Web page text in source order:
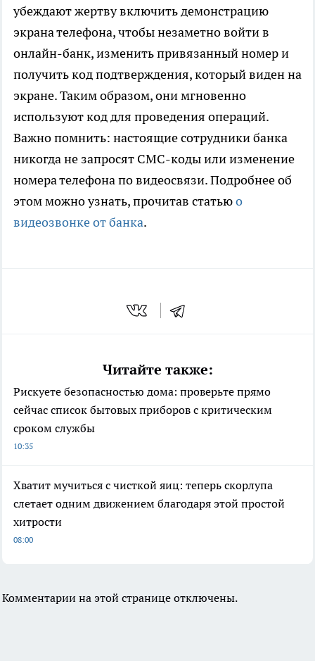
убеждают жертву включить демонстрацию
экрана телефона, чтобы незаметно войти в
онлайн-банк, изменить привязанный номер и
получить код подтверждения, который виден на
экране. Таким образом, они мгновенно
используют код для проведения операций.
Важно помнить: настоящие сотрудники банка
никогда не запросят СМС-коды или изменение
номера телефона по видеосвязи. Подробнее об
этом можно узнать, прочитав статьюо
видеозвонке от банка.
Читайте также:
Рискуете безопасностью дома: проверьте прямо
сейчас список бытовых приборов с критическим
сроком службы
10:35
Хватит мучиться с чисткой яиц: теперь скорлупа
слетает одним движением благодаря этой простой
хитрости
08:00
Комментарии на этой странице отключены.